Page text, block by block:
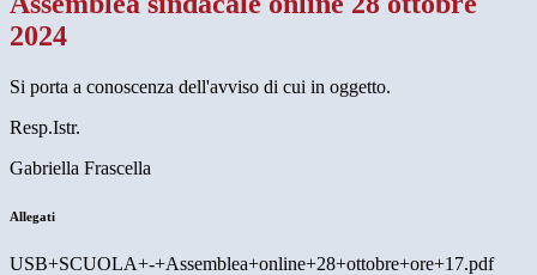
2024
Si porta a conoscenza dell'avviso di cui in oggetto.
Resp.Istr.
Gabriella Frascella
Allegati
USB+SCUOLA+-+Assemblea+online+28+ottobre+ore+17.pdf